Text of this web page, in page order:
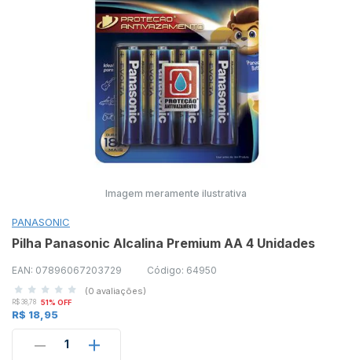
Imagem meramente ilustrativa
PANASONIC
Pilha Panasonic Alcalina Premium AA 4 Unidades
EAN: 07896067203729 Código: 64950
(0 avaliações)
R$ 38,78 51% OFF
R$ 18,95
1